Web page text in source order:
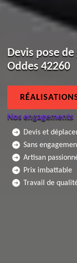
Devis pose
Oddes 42260
Nos engagements
Devis et
Sans
Artisan
Prix imbattable
Travail de